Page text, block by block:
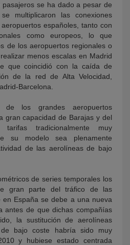
se ha dado a pesar de
multiplicaron las conexiones
españoles, tanto con
como europeos, lo que
de los aeropuertos regionales o
menos escalas en Madrid
que coincidió con la caída de
de la red de Alta Velocidad,
Barcelona.
de los grandes aeropuertos
gran capacidad de Barajas y del
tradicionalmente muy
su modelo sea plenamente
de las aerolíneas de bajo
de series temporales los
gran parte del tráfico de las
España se debe a una nueva
de que dichas compañías
la sustitución de aerolíneas
bajo coste habría sido muy
y hubiese estado centrada